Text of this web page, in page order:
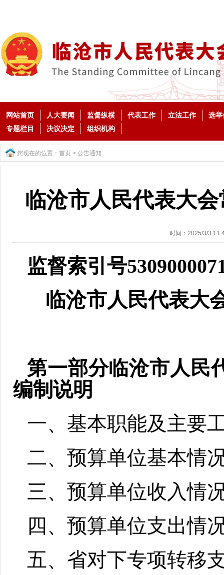
网站首页 人大要闻 监督纵横 代表工作 立法工作
选举
专题栏目
决议决定 组织机构
您现在的位置： 首页 > 公告通知
临沧市人民代表大
时间：2025/3/3
监督索引号
临沧市人民代表大
第一部分临沧市人民
编制说明
一、基本职能及主要
二、预算单位基本情
三、预算单位收入情
四、预算单位支出情
五、省对下专项转移